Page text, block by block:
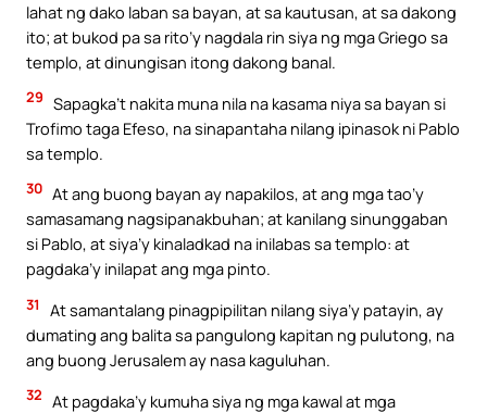
lahat ng dako laban sa bayan, at sa kautusan, at sa dakong
ito; at bukod pa sa rito’y nagdala rin siya ng mga Griego sa
templo, at dinungisan itong dakong banal.
29 Sapagka’t nakita muna nila na kasama niya sa bayan si
Trofimo taga Efeso, na sinapantaha nilang ipinasok ni Pablo
sa templo.
30 At ang buong bayan ay napakilos, at ang mga tao’y
samasamang nagsipanakbuhan; at kanilang sinunggaban
si Pablo, at siya’y kinaladkad na inilabas sa templo: at
pagdaka’y inilapat ang mga pinto.
31
At samantalang pinagpipilitan nilang siya’y patayin, ay
dumating ang balita sa pangulong kapitan ng pulutong, na
ang buong Jerusalem ay nasa kaguluhan.
32 At pagdaka’y kumuha siya ng mga kawal at mga